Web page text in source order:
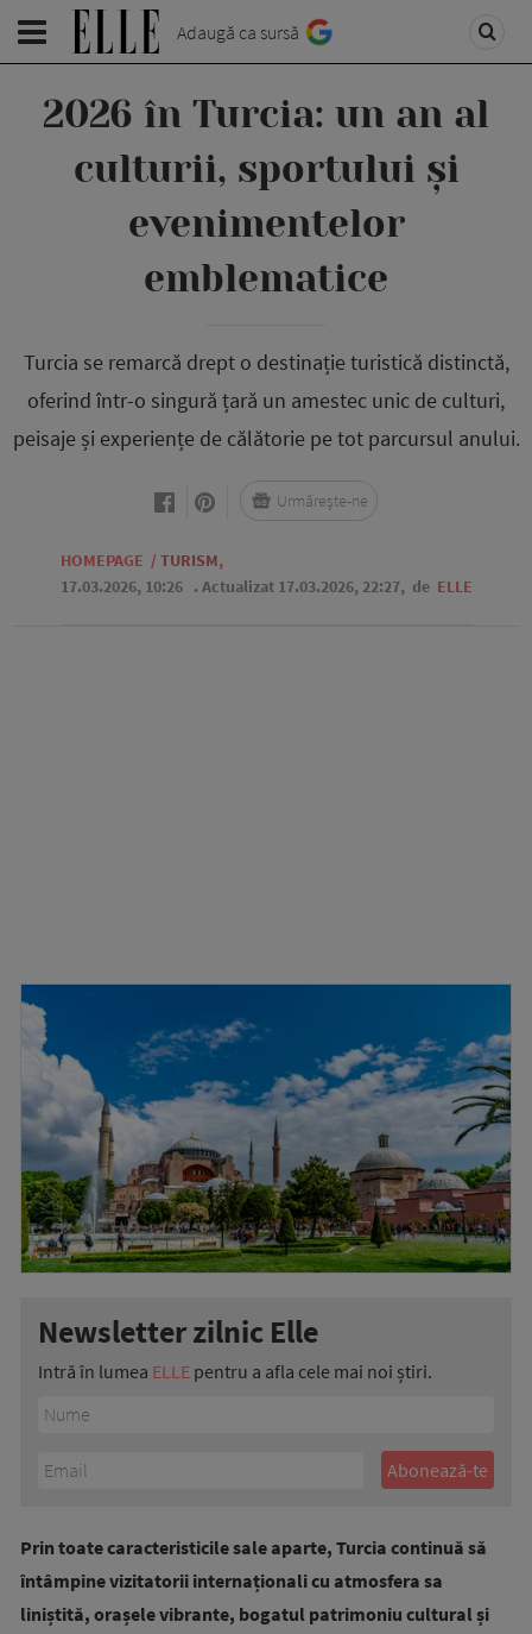
Adaugă ca sursă
2026 în Turcia: un an al
culturii, sportului și
evenimentelor
emblematice
Turcia se remarcă drept o destinație turistică distinctă,
oferind într-o singură țară un amestec unic de culturi,
peisaje și experiențe de călătorie pe tot parcursul anului.
HOMEPAGE / TURISM,
17.03.2026, 10:26 . Actualizat 17.03.2026, 22:27, de ELLE
Urmărește-ne
Newsletter zilnic Elle
Intră în lumea ELLE pentru a afla cele mai noi știri.
Prin toate caracteristicile sale aparte, Turcia continuă să
întâmpine vizitatorii internaționali cu atmosfera sa
liniștită, orașele vibrante, bogatul patrimoniu cultural și